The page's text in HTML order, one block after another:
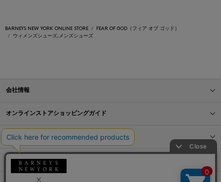
BARNEYS NEW YORK ONLINE STORE
FEAR OF GOD（フィア オブ ゴッド）
ウィメンズシューズ,メンズシューズ
会社情報
オンラインストアショッピングガイド
店舗情報
サービス